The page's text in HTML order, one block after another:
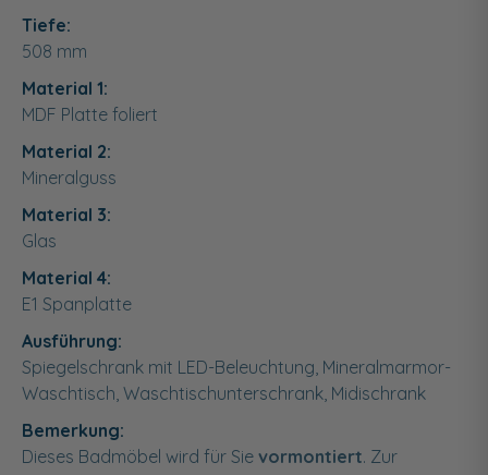
Tiefe:
508 mm
Material 1:
MDF Platte foliert
Material 2:
Mineralguss
Material 3:
Glas
Material 4:
E1 Spanplatte
Ausführung:
Spiegelschrank mit LED-Beleuchtung, Mineralmarmor-
Waschtisch, Waschtischunterschrank, Midischrank
Bemerkung:
Dieses Badmöbel wird für Sie vormontiert. Zur